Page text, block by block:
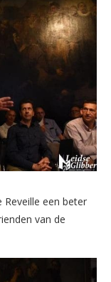
een beter
van de